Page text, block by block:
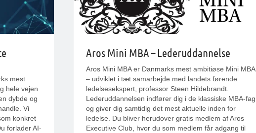
mest
hele vejen
dybde og
Vi
konkret
forlader AI-
Aros Mini MBA – Lederuddannelse
Aros Mini MBA er Danmarks mest ambitiøse Mini MBA
– udviklet i tæt samarbejde med landets førende
ledelsesekspert, professor Steen Hildebrandt.
Lederuddannelsen indfører dig i de klassiske MBA-fag
og giver dig samtidig det mest aktuelle inden for
ledelse. Du bliver herudover gratis medlem af Aros
Executive Club, hvor du som medlem får adgang til